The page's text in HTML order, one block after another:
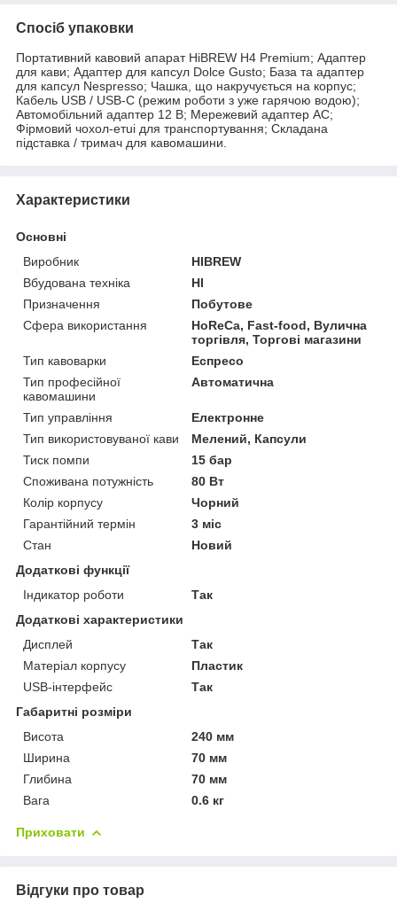
Спосіб упаковки
Портативний кавовий апарат HiBREW H4 Premium; Адаптер
для кави; Адаптер для капсул Dolce Gusto; База та адаптер
для капсул Nespresso; Чашка, що накручується на корпус;
Кабель USB / USB-C (режим роботи з уже гарячою водою);
Автомобільний адаптер 12 В; Мережевий адаптер AC;
Фірмовий чохол-етui для транспортування; Складана
підставка / тримач для кавомашини.
Характеристики
Основні
Виробник
HIBREW
Вбудована техніка
НІ
Призначення
Побутове
Сфера використання
HoReCa, Fast-food, Вулична
торгівля, Торгові магазини
Тип кавоварки
Еспресо
Тип професійної
кавомашини
Автоматична
Тип управління
Електронне
Тип використовуваної кави
Мелений, Капсули
Тиск помпи
15 бар
Споживана потужність
80 Вт
Колір корпусу
Чорний
Гарантійний термін
3 міс
Стан
Новий
Додаткові функції
Індикатор роботи
Так
Додаткові характеристики
Дисплей
Так
Матеріал корпусу
Пластик
USB-інтерфейс
Так
Габаритні розміри
Висота
240 мм
Ширина
70 мм
Глибина
70 мм
Вага
0.6 кг
Приховати
Відгуки про товар